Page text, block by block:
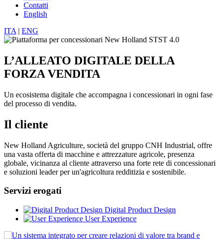
Contatti
English
ITA | ENG
L’ALLEATO DIGITALE DELLA
FORZA VENDITA
Un ecosistema digitale che accompagna i concessionari in ogni fase
del processo di vendita.
Il cliente
New Holland Agriculture, società del gruppo CNH Industrial, offre
una vasta offerta di macchine e attrezzature agricole, presenza
globale, vicinanza al cliente attraverso una forte rete di concessionari
e soluzioni leader per un'agricoltura redditizia e sostenibile.
Servizi erogati
Digital Product Design
User Experience